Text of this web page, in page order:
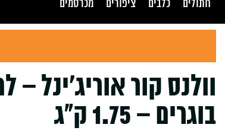
חתולים כלבים ציפורים מכרסמים
וולנס קור אוריג’ינל –
בוגרים – 1.75 ק”ג